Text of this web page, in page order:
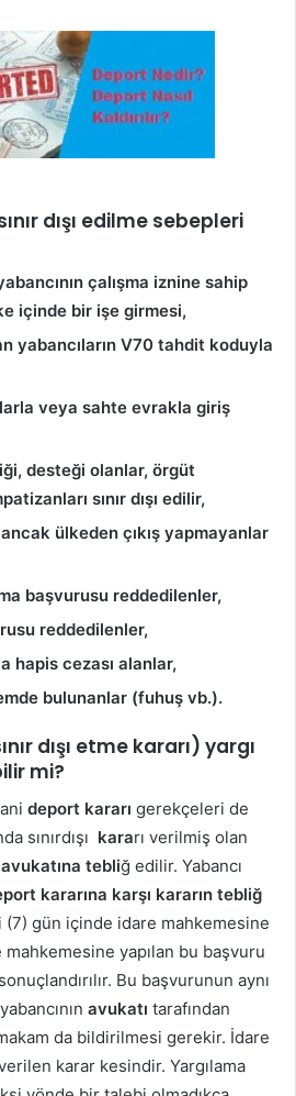
dışı edilme sebepleri
çalışma iznine sahip
içinde bir işe girmesi,
yabancıların V70 tahdit koduyla
veya sahte evrakla giriş
desteği olanlar, örgüt
sınır dışı edilir,
ülkeden çıkış yapmayanlar
başvurusu reddedilenler,
reddedilenler,
hapis cezası alanlar,
bulunanlar (fuhuş vb.).
dışı etme kararı) yargı
mi?
deport kararı gerekçeleri de
sınırdışı kararı verilmiş olan
tebliğ edilir. Yabancı
kararına karşı kararın tebliğ
gün içinde idare mahkemesine
yapılan bu başvuru
Bu başvurunun aynı
avukatı tarafından
da bildirilmesi gerekir. İdare
karar kesindir. Yargılama